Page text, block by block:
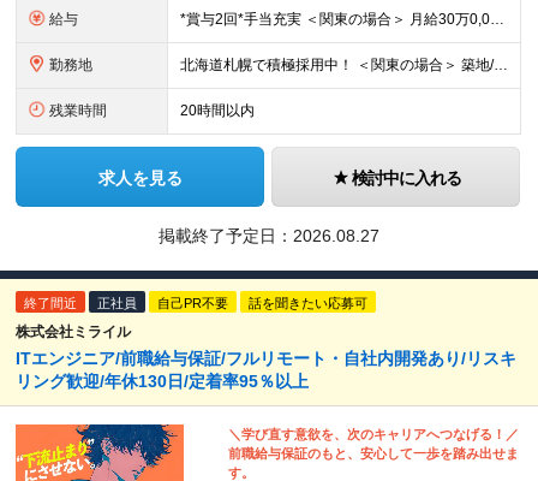
給与 *賞与2回*手当充実 ＜関東の場合＞ 月給30万0,000円(住宅手当2万円を含む)～＋各種手当＋賞与年2回 ＜北海道の場合＞ 月給28万0,000円～＋各種手当＋賞与年2回 ※残業代全額支給
勤務地 北海道札幌で積極採用中！ ＜関東の場合＞ 築地/東京都中央区築地3丁目16−9 築地室町ビル9F ＜北海道の場合＞ 豊平／北海道札幌市豊平区平岸6条9丁目3-25 (変更の範囲)上記を除く当社関
残業時間 20時間以内
求人を見る 検討中に入れる
掲載終了予定日： 2026.08.27
終了間近 正社員 自己PR不要 話を聞きたい応募可
株式会社ミライル
ITエンジニア/前職給与保証/フルリモート・自社内開発あり/リスキ
リング歓迎/年休130日/定着率95％以上
＼学び直す意欲を、次のキャリアへつなげる！／
前職給与保証のもと、安心して一歩を踏み出せま
す。